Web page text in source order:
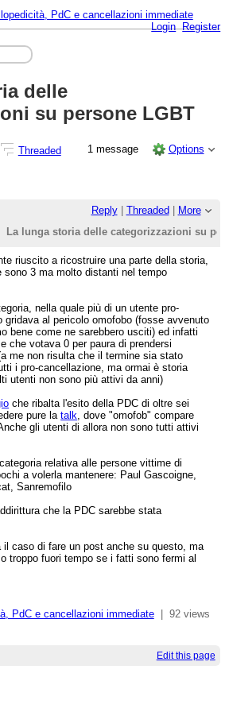
PdC e cancellazioni immediate
Login Register
delle
su persone LGBT
Threaded 1 message Options
Reply| Threaded
More
La lunga storia delle categorizzazioni su
riuscito a ricostruire una parte della storia,
sono 3 ma molto distanti nel tempo
nella quale più di un utente pro-
gridava al pericolo omofobo (fosse avvenuto
bene come ne sarebbero usciti) ed infatti
che votava 0 per paura di prendersi
me non risulta che il termine sia stato
i pro-cancellazione, ma ormai è storia
utenti non sono più attivi da anni)
che ribalta l'esito della PDC di oltre sei
pure latalk, dove "omofob" compare
gli utenti di allora non sono tutti attivi
relativa alle persone vittime di
a volerla mantenere: Paul Gascoigne,
Sanremofilo
che la PDC sarebbe stata
il caso di fare un post anche su questo, ma
troppo fuori tempo se i fatti sono fermi al
PdC e cancellazioni immediate| 92 views
Edit this page